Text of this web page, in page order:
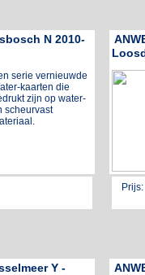
N 2010-
serie vernieuwde
kaarten die
zijn op water-
scheurvast
Prijs:
Y -